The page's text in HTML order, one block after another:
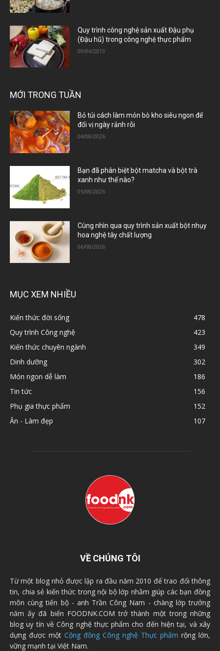
Quy trình công nghệ sản xuất Đậu phụ
(Đậu hũ) trong công nghệ thực phẩm
09/06/2013
MỚI TRONG TUẦN
Bỏ túi cách làm món bò kho siêu ngon để
đổi vị ngày rảnh rỗi
04/08/2026
Bạn đã phân biệt bột matcha và bột trà
xanh như thế nào?
05/08/2026
Cùng nhìn qua quy trình sản xuất bột nhụy
hoa nghệ tây chất lượng
06/08/2026
MỤC XEM NHIỀU
Kiến thức đời sống
478
Quy trình Công nghệ
423
Kiến thức chuyên ngành
349
Dinh dưỡng
302
Món ngon dễ làm
186
Tin tức
156
Phụ gia thực phẩm
152
Ăn - Làm đẹp
107
VỀ CHÚNG TÔI
Từ một blog nhỏ được lập ra đầu năm 2010 để trao đổi thông
tin, chia sẻ kiến thức trong nội bộ lớp nhằm giúp các bạn đồng
môn cùng tiến bộ - anh Trần Công Nam - chàng lớp trưởng
năm ấy đã biến FOODNK.COM trở thành một trong những
blog uy tín về Công nghệ thực phẩm cho đến hiện tại, và xây
dựng được một Cộng đồng Công nghệ Thực phẩm rộng lớn,
vững mạnh tại Việt Nam.